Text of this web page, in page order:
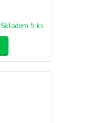
Skladem 5 ks